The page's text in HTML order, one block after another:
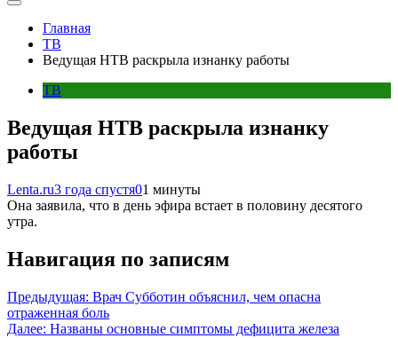
Главная
ТВ
Ведущая НТВ раскрыла изнанку работы
ТВ
Ведущая НТВ раскрыла изнанку
работы
Lenta.ru3 года спустя01 минуты
Она заявила, что в день эфира встает в половину десятого
утра.
Навигация по записям
Предыдущая: Врач Субботин объяснил, чем опасна
отраженная боль
Далее: Названы основные симптомы дефицита железа